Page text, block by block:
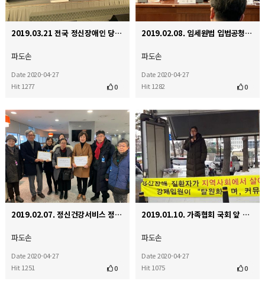
2019.03.21 전국 정신장애인 당사자 가족 포럼
파도손
Date 2020-04-27
Hit 1277
0
2019.02.08. 임세원법 입법공청회
파도손
Date 2020-04-27
Hit 1282
0
2019.02.07. 정신건강서비스 정상화 촉구 공동대책위원회 발족
파도손
Date 2020-04-27
Hit 1251
0
2019.01.10. 가족협회 국회 앞 정신장애인 규탄 집회 연대
파도손
Date 2020-04-27
Hit 1075
0